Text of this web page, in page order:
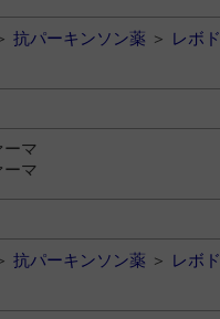
抗パーキンソン薬 ＞ レボド
ーマ
ーマ
抗パーキンソン薬 ＞ レボド